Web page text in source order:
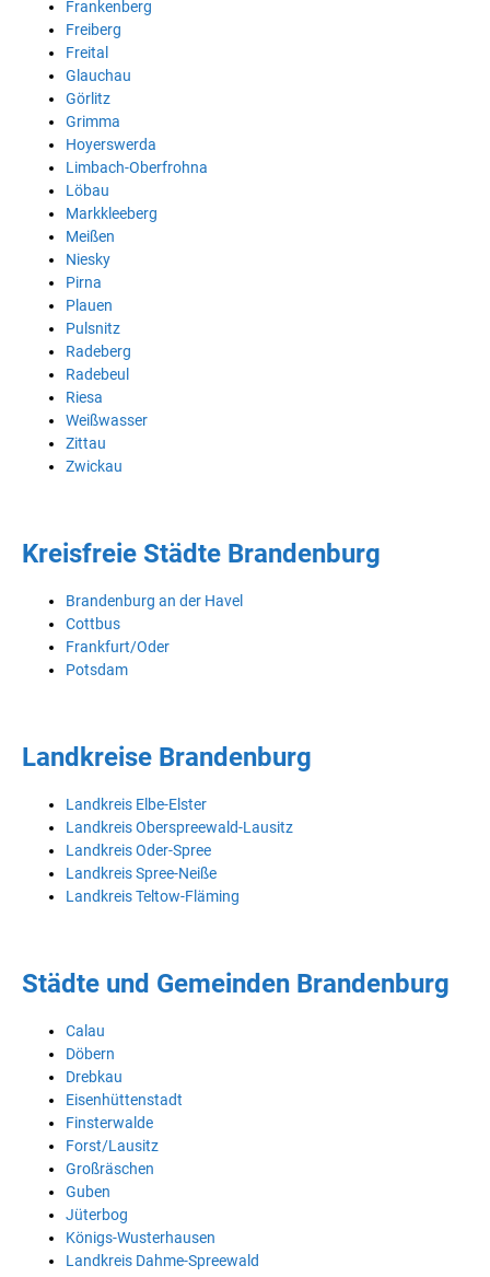
Frankenberg
Freiberg
Freital
Glauchau
Görlitz
Grimma
Hoyerswerda
Limbach-Oberfrohna
Löbau
Markkleeberg
Meißen
Niesky
Pirna
Plauen
Pulsnitz
Radeberg
Radebeul
Riesa
Weißwasser
Zittau
Zwickau
Kreisfreie Städte Brandenburg
Brandenburg an der Havel
Cottbus
Frankfurt/Oder
Potsdam
Landkreise Brandenburg
Landkreis Elbe-Elster
Landkreis Oberspreewald-Lausitz
Landkreis Oder-Spree
Landkreis Spree-Neiße
Landkreis Teltow-Fläming
Städte und Gemeinden Brandenburg
Calau
Döbern
Drebkau
Eisenhüttenstadt
Finsterwalde
Forst/Lausitz
Großräschen
Guben
Jüterbog
Königs-Wusterhausen
Landkreis Dahme-Spreewald